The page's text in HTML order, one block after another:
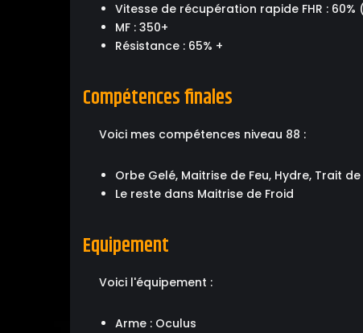
Vitesse de récupération rapide FHR :
MF : 350+
Résistance : 65% +
Compétences finales
Voici mes compétences niveau 88 :
Orbe Gelé, Maitrise de Feu, Hydre, Trait
Le reste dans Maitrise de Froid
Equipement
Voici l'équipement :
Arme : Oculus